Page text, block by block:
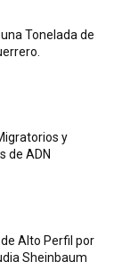
Tonelada de
y
de ADN
Alto Perfil por
Sheinbaum